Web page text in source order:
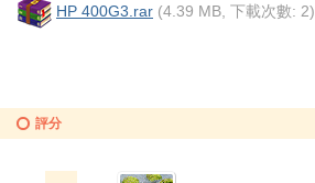
HP 400G3.rar (4.39 MB, 下載次數: 2)
評分